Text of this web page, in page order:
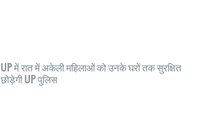
UP में रात में अकेली महिलाओं को उनके घरों तक सुरक्षित
छोड़ेगी UP पुलिस